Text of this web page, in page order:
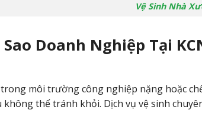
Vệ Sinh Nhà
Sao Doanh Nghiệp Tại
trong môi trường công nghiệp nặng hoặc
không thể tránh khỏi. Dịch vụ vệ sinh